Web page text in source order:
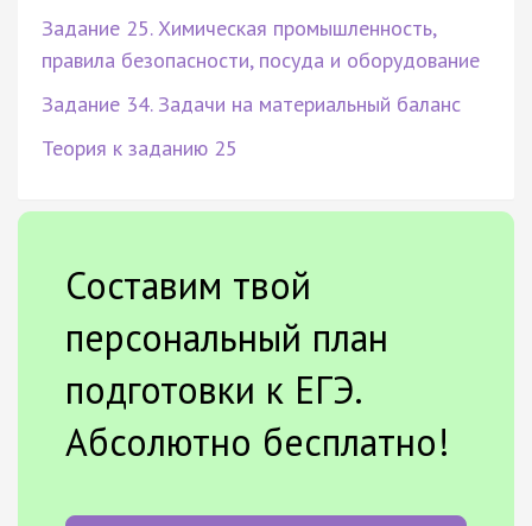
Задание 25. Химическая промышленность,
правила безопасности, посуда и оборудование
Задание 34. Задачи на материальный баланс
Теория к заданию 25
Составим твой
персональный план
подготовки к ЕГЭ.
Абсолютно бесплатно!